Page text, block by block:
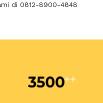
di 0812-8900-4848